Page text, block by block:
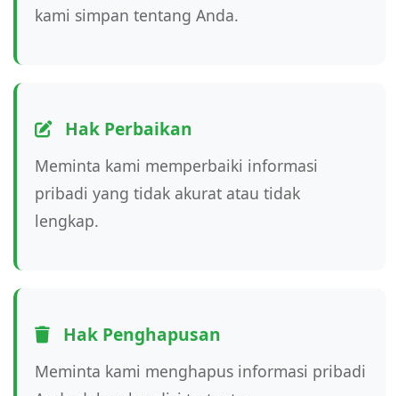
kami simpan tentang Anda.
Hak Perbaikan
Meminta kami memperbaiki informasi
pribadi yang tidak akurat atau tidak
lengkap.
Hak Penghapusan
Meminta kami menghapus informasi pribadi